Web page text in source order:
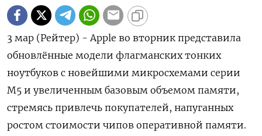
3 мар (Рейтер) - Apple во вторник представила
обновлённые модели флагманских ‌тонких
ноутбуков с новейшими микросхемами серии
M5 и увеличенным ​базовым ​объемом памяти,
стремясь ​привлечь покупателей, ⁠напуганных
‌ростом стоимости чипов оперативной ‌памяти.